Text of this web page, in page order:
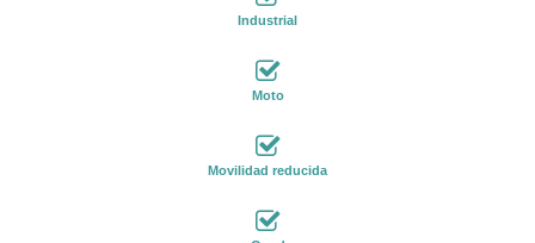
Industrial
Moto
Movilidad reducida